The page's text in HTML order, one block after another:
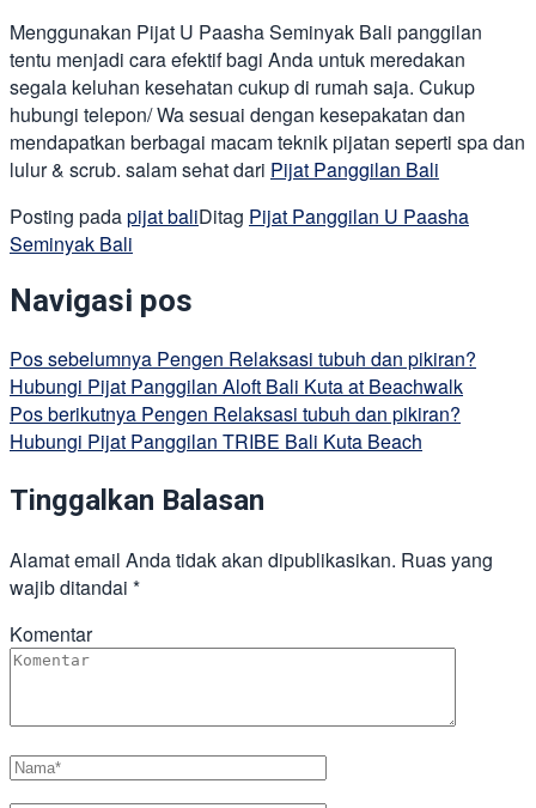
Menggunakan Pijat U Paasha Seminyak Bali panggilan
tentu menjadi cara efektif bagi Anda untuk meredakan
segala keluhan kesehatan cukup di rumah saja. Cukup
hubungi telepon/ Wa sesuai dengan kesepakatan dan
mendapatkan berbagai macam teknik pijatan seperti spa dan
lulur & scrub. salam sehat dari Pijat Panggilan Bali
Posting padapijat baliDitag Pijat Panggilan U Paasha
Seminyak Bali
Navigasi pos
Pos sebelumnya Pengen Relaksasi tubuh dan pikiran?
Hubungi Pijat Panggilan Aloft Bali Kuta at Beachwalk
Pos berikutnya Pengen Relaksasi tubuh dan pikiran?
Hubungi Pijat Panggilan TRIBE Bali Kuta Beach
Tinggalkan Balasan
Alamat email Anda tidak akan dipublikasikan. Ruas yang
wajib ditandai *
Komentar